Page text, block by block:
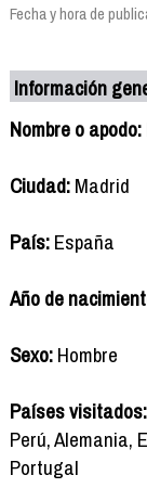
Fecha y hora de
Información
Nombre o apodo:
Ciudad:Madrid
País:España
Año de
Sexo:Hombre
Países visitados:
Perú, Alemania,
Portugal